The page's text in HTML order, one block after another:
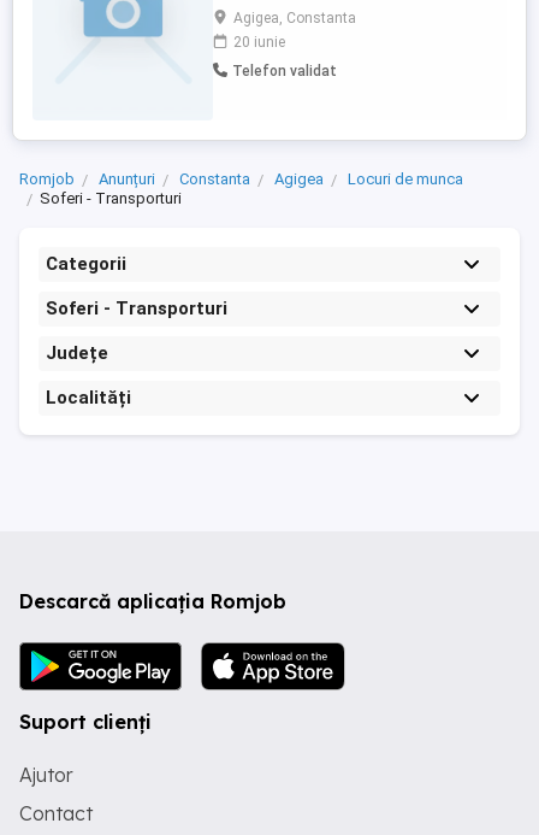
serios și punctual pentru postul de Șofer
Categoria B în vederea efectuării de
transporturi locale și regionale de mărfuri
și materiale de construcții. Ce
Agigea, Constanta
20 iunie
Telefon validat
Romjob Anunțuri Constanta Agigea
Locuri de munca
Soferi - Transporturi
Categorii
Soferi - Transporturi
Județe
Localități
Descarcă aplicația Romjob
Suport clienți
Ajutor
Contact